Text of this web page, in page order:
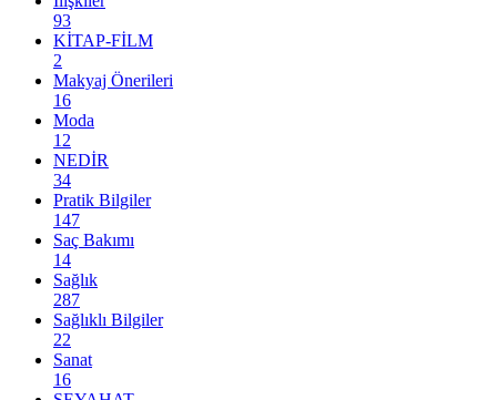
93
KİTAP-FİLM
2
Makyaj Önerileri
16
Moda
12
NEDİR
34
Pratik Bilgiler
147
Saç Bakımı
14
Sağlık
287
Sağlıklı Bilgiler
22
Sanat
16